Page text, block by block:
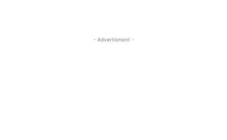
- Advertisment -